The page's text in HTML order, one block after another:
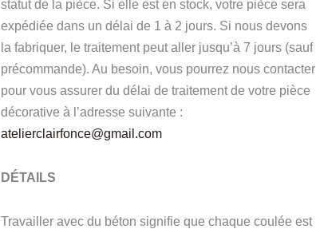
statut de la pièce. Si elle est en stock, votre pièce sera
expédiée dans un délai de 1 à 2 jours. Si nous devons
la fabriquer, le traitement peut aller jusqu’à 7 jours (sauf
précommande). Au besoin, vous pourrez nous contacter
pour vous assurer du délai de traitement de votre pièce
décorative à l’adresse suivante :
atelierclairfonce@gmail.com
DÉTAILS
Travailler avec du béton signifie que chaque coulée est